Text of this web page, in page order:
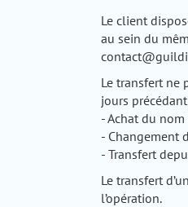
Le client
au sein du
Le transfert ne
jours
- Achat du
- Changement
- Transfert
Le transfert
l’opération.